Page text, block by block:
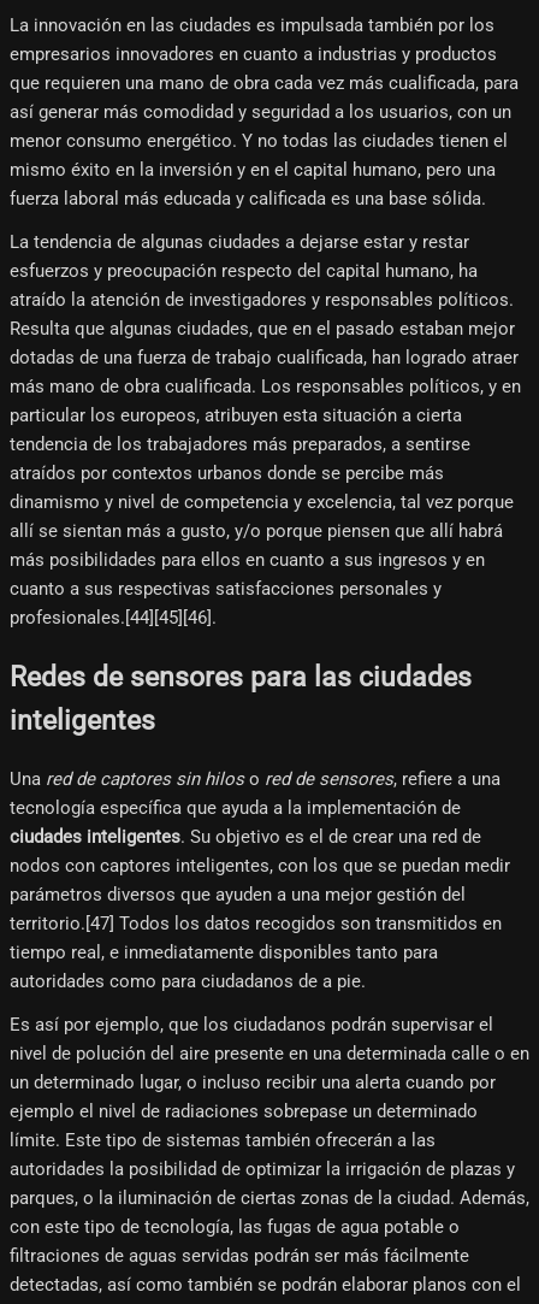
La innovación en las ciudades es impulsada también por los
empresarios innovadores en cuanto a industrias y productos
que requieren una mano de obra cada vez más cualificada, para
así generar más comodidad y seguridad a los usuarios, con un
menor consumo energético. Y no todas las ciudades tienen el
mismo éxito en la inversión y en el capital humano, pero una
fuerza laboral más educada y calificada es una base sólida.
La tendencia de algunas ciudades a dejarse estar y restar
esfuerzos y preocupación respecto del capital humano, ha
atraído la atención de investigadores y responsables políticos.
Resulta que algunas ciudades, que en el pasado estaban mejor
dotadas de una fuerza de trabajo cualificada, han logrado atraer
más mano de obra cualificada. Los responsables políticos, y en
particular los europeos, atribuyen esta situación a cierta
tendencia de los trabajadores más preparados, a sentirse
atraídos por contextos urbanos donde se percibe más
dinamismo y nivel de competencia y excelencia, tal vez porque
allí se sientan más a gusto, y/o porque piensen que allí habrá
más posibilidades para ellos en cuanto a sus ingresos y en
cuanto a sus respectivas satisfacciones personales y
profesionales.[44]​[45]​[46]​.
Redes de sensores para las ciudades
inteligentes
Una red de captores sin hiloso red de sensores, refiere a una
tecnología específica que ayuda a la implementación de
ciudades inteligentes. Su objetivo es el de crear una red de
nodos con captores inteligentes, con los que se puedan medir
parámetros diversos que ayuden a una mejor gestión del
territorio.[47]​ Todos los datos recogidos son transmitidos en
tiempo real, e inmediatamente disponibles tanto para
autoridades como para ciudadanos de a pie.
Es así por ejemplo, que los ciudadanos podrán supervisar el
nivel de polución del aire presente en una determinada calle o en
un determinado lugar, o incluso recibir una alerta cuando por
ejemplo el nivel de radiaciones sobrepase un determinado
límite. Este tipo de sistemas también ofrecerán a las
autoridades la posibilidad de optimizar la irrigación de plazas y
parques, o la iluminación de ciertas zonas de la ciudad. Además,
con este tipo de tecnología, las fugas de agua potable o
filtraciones de aguas servidas podrán ser más fácilmente
detectadas, así como también se podrán elaborar planos con el